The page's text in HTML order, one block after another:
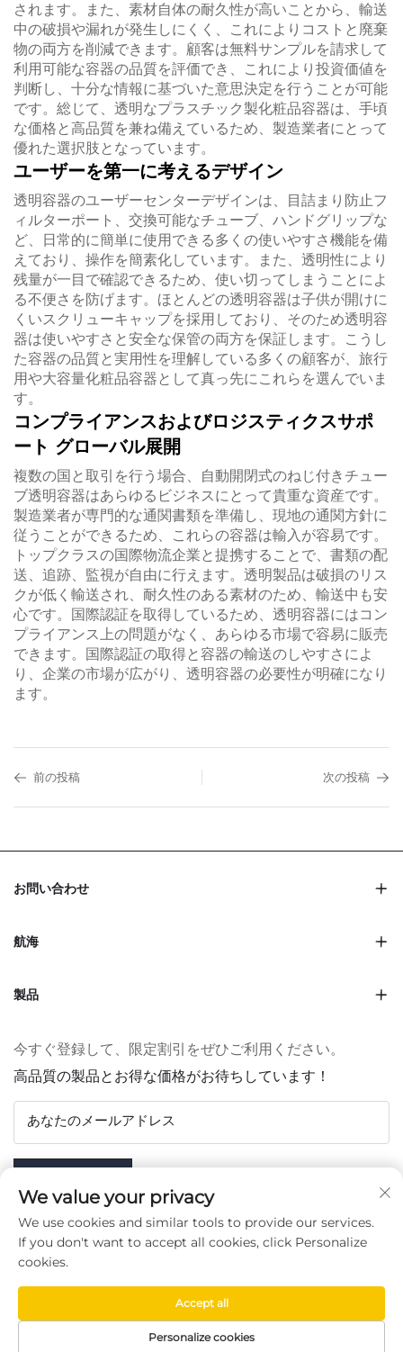
されます。また、素材自体の耐久性が高いことから、輸送
中の破損や漏れが発生しにくく、これによりコストと廃棄
物の両方を削減できます。顧客は無料サンプルを請求して
利用可能な容器の品質を評価でき、これにより投資価値を
判断し、十分な情報に基づいた意思決定を行うことが可能
です。総じて、透明なプラスチック製化粧品容器は、手頃
な価格と高品質を兼ね備えているため、製造業者にとって
優れた選択肢となっています。
ユーザーを第一に考えるデザイン
透明容器のユーザーセンターデザインは、目詰まり防止フ
ィルターポート、交換可能なチューブ、ハンドグリップな
ど、日常的に簡単に使用できる多くの使いやすさ機能を備
えており、操作を簡素化しています。また、透明性により
残量が一目で確認できるため、使い切ってしまうことによ
る不便さを防げます。ほとんどの透明容器は子供が開けに
くいスクリューキャップを採用しており、そのため透明容
器は使いやすさと安全な保管の両方を保証します。こうし
た容器の品質と実用性を理解している多くの顧客が、旅行
用や大容量化粧品容器として真っ先にこれらを選んでいま
す。
コンプライアンスおよびロジスティクスサポ
ート グローバル展開
複数の国と取引を行う場合、自動開閉式のねじ付きチュー
ブ透明容器はあらゆるビジネスにとって貴重な資産です。
製造業者が専門的な通関書類を準備し、現地の通関方針に
従うことができるため、これらの容器は輸入が容易です。
トップクラスの国際物流企業と提携することで、書類の配
送、追跡、監視が自由に行えます。透明製品は破損のリス
クが低く輸送され、耐久性のある素材のため、輸送中も安
心です。国際認証を取得しているため、透明容器にはコン
プライアンス上の問題がなく、あらゆる市場で容易に販売
できます。国際認証の取得と容器の輸送のしやすさによ
り、企業の市場が広がり、透明容器の必要性が明確になり
ます。
前の投稿 次の投稿
お問い合わせ
航海
製品
今すぐ登録して、限定割引をぜひご利用ください。
高品質の製品とお得な価格がお待ちしています！
あなたのメールアドレス
フォローする
Copyright © Taizhou Chenran Packaging Technology Co.,
We value your privacy
We use cookies and similar tools to provide our services.
If you don't want to accept all cookies, click Personalize
cookies.
Personalize cookies
Accept all